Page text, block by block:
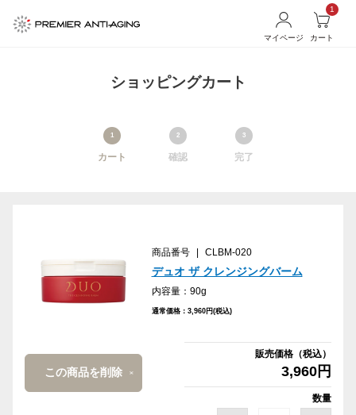
マイページ
1
カート
ショッピングカート
1
カート
2
確認
3
完了
商品番号 CLBM-020
デュオ ザ クレンジングバーム
内容量：90g
通常価格：3,960円(税込)
この商品を削除
販売価格（税込）
3,960円
数量